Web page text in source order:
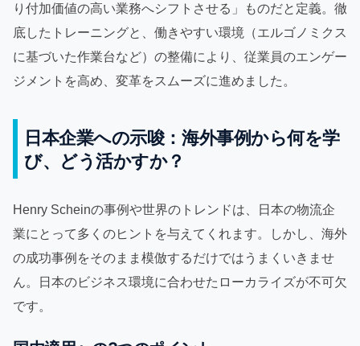
り付加価値の高い業務へシフトさせる」ものだと定義。徹
底したトレーニングと、働きやすい環境（エルゴノミクス
に基づいた作業台など）の整備により、従業員のエンゲー
ジメントを高め、変革をスムーズに進めました。
日本企業への示唆：海外事例から何を学
び、どう活かすか？
Henry Scheinの事例や世界のトレンドは、日本の物流企
業にとって多くのヒントを与えてくれます。しかし、海外
の成功事例をそのまま模倣するだけではうまくいきませ
ん。日本のビジネス環境に合わせたローカライズが不可欠
です。